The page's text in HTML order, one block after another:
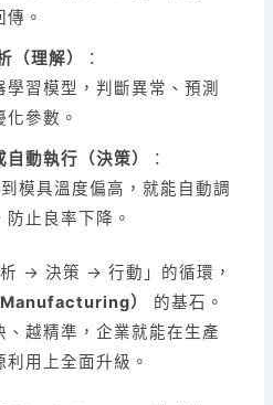
。
（理解）
：
習模型，判斷異常、預測
參數。
動執行（決策）
：
模具溫度偏高，就能自動調
止良率下降。
→ 決策 → 行動」的循環，
）
的基石。
越精準，企業就能在生產
用上全面升級。